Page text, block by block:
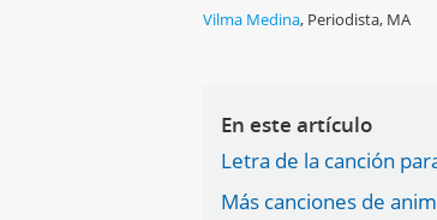
Vilma Medina, Periodista, MA
En este artículo
Letra de la canción
Más canciones de